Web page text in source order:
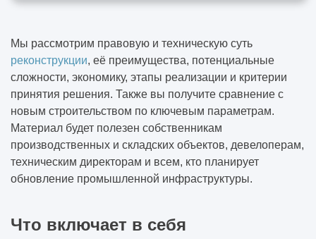
Мы рассмотрим правовую и техническую суть
реконструкции, её преимущества, потенциальные
сложности, экономику, этапы реализации и критерии
принятия решения. Также вы получите сравнение с
новым строительством по ключевым параметрам.
Материал будет полезен собственникам
производственных и складских объектов, девелоперам,
техническим директорам и всем, кто планирует
обновление промышленной инфраструктуры.
Что включает в себя